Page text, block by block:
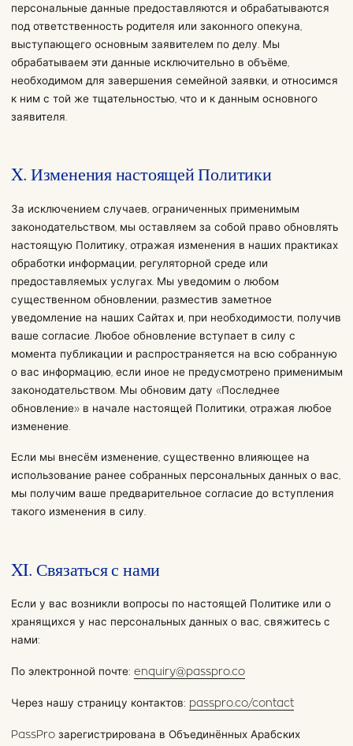
персональные данные предоставляются и обрабатываются
под ответственность родителя или законного опекуна,
выступающего основным заявителем по делу. Мы
обрабатываем эти данные исключительно в объёме,
необходимом для завершения семейной заявки, и относимся
к ним с той же тщательностью, что и к данным основного
заявителя.
X. Изменения настоящей Политики
За исключением случаев, ограниченных применимым
законодательством, мы оставляем за собой право обновлять
настоящую Политику, отражая изменения в наших практиках
обработки информации, регуляторной среде или
предоставляемых услугах. Мы уведомим о любом
существенном обновлении, разместив заметное
уведомление на наших Сайтах и, при необходимости, получив
ваше согласие. Любое обновление вступает в силу с
момента публикации и распространяется на всю собранную
о вас информацию, если иное не предусмотрено применимым
законодательством. Мы обновим дату «Последнее
обновление» в начале настоящей Политики, отражая любое
изменение.
Если мы внесём изменение, существенно влияющее на
использование ранее собранных персональных данных о вас,
мы получим ваше предварительное согласие до вступления
такого изменения в силу.
XI. Связаться с нами
Если у вас возникли вопросы по настоящей Политике или о
хранящихся у нас персональных данных о вас, свяжитесь с
нами:
По электронной почте: enquiry@passpro.co
Через нашу страницу контактов: passpro.co/contact
PassPro зарегистрирована в Объединённых Арабских